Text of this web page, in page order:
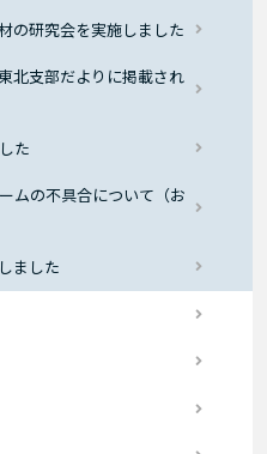
の研究会を実施しました
北支部だよりに掲載され
た
ムの不具合について（お
ました